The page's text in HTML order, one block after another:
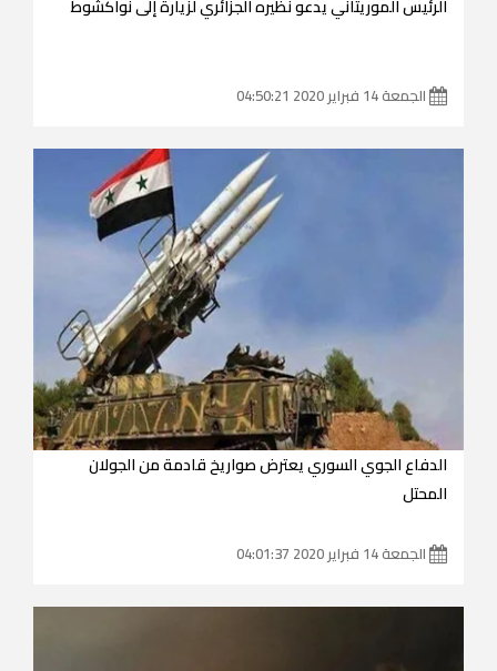
الرئيس الموريتاني يدعو نظيره الجزائري لزيارة إلى نواكشوط
الجمعة 14 فبراير 2020 04:50:21
الدفاع الجوي السوري يعترض صواريخ قادمة من الجولان
المحتل
الجمعة 14 فبراير 2020 04:01:37